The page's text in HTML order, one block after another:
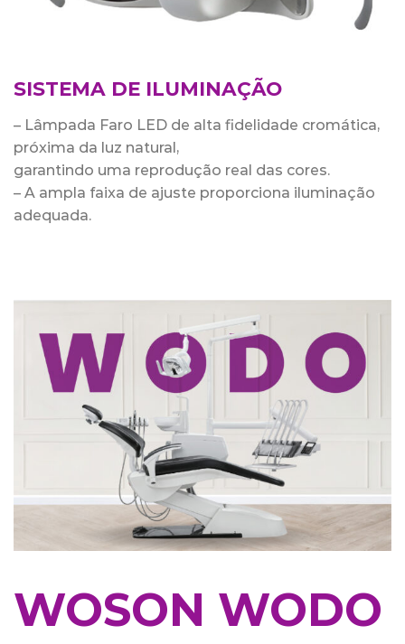
SISTEMA DE ILUMINAÇÃO
– Lâmpada Faro LED de alta fidelidade cromática,
próxima da luz natural,
garantindo uma reprodução real das cores.
– A ampla faixa de ajuste proporciona iluminação
adequada.
WOSON WODO